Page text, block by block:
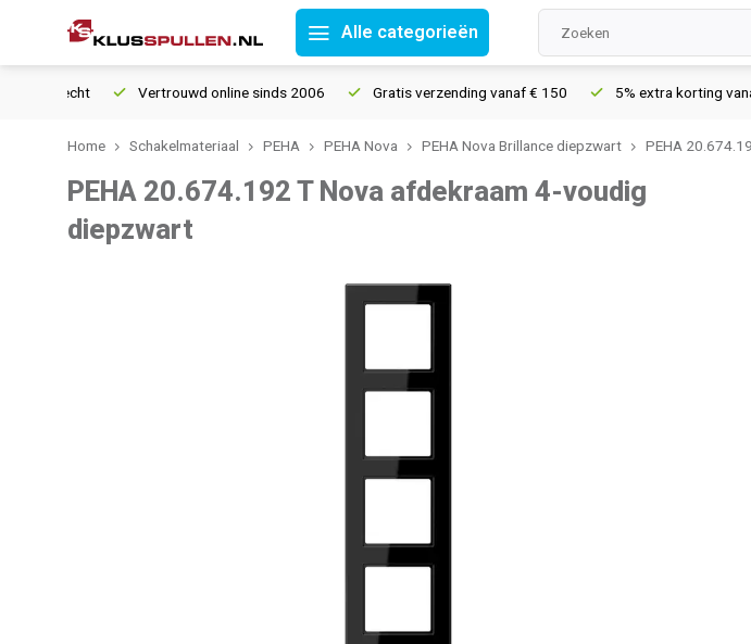
Alle categorieën
Vertrouwd online sinds 2006 Gratis verzending vanaf € 150 5% extra korting vanaf €
Home Schakelmateriaal PEHA PEHA Nova PEHA Nova Brillance diepzwart PEHA
PEHA 20.674.192 T Nova afdekraam 4-voudig
diepzwart